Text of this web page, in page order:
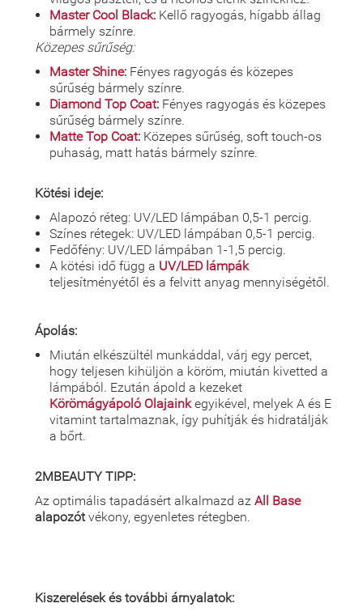
Master Cool Black: Kellő ragyogás, hígabb állag
bármely színre.
Közepes sűrűség:
Master Shine: Fényes ragyogás és közepes
sűrűség bármely színre.
Diamond Top Coat: Fényes ragyogás és közepes
sűrűség bármely színre.
Matte Top Coat: Közepes sűrűség, soft touch-os
puhaság, matt hatás bármely színre.
Kötési ideje:
Alapozó réteg: UV/LED lámpában 0,5-1 percig.
Színes rétegek: UV/LED lámpában 0,5-1 percig.
Fedőfény: UV/LED lámpában 1-1,5 percig.
A kötési idő függ a UV/LED lámpák
teljesítményétől és a felvitt anyag mennyiségétől.
Ápolás:
Miután elkészültél munkáddal, várj egy percet,
hogy teljesen kihüljön a köröm, miután kivetted a
lámpából. Ezután ápold a kezeket
Körömágyápoló Olajainkegyikével, melyek A és E
vitamint tartalmaznak, így puhítják és hidratálják
a bőrt.
2MBEAUTY TIPP:
Az optimális tapadásért alkalmazd az All Base
alapozótvékony, egyenletes rétegben.
Kiszerelések és további árnyalatok: